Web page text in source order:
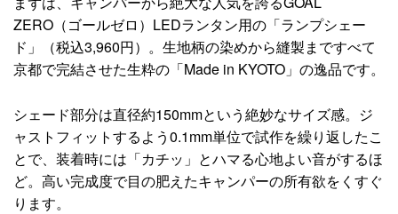
ZERO（ゴールゼロ）LEDランタン用の「ランプシェー
ド」（税込3,960円）。生地柄の染めから縫製まですべて
京都で完結させた生粋の「Made in KYOTO」の逸品です。
シェード部分は直径約150mmという絶妙なサイズ感。ジ
ャストフィットするよう0.1mm単位で試作を繰り返したこ
とで、装着時には「カチッ」とハマる心地よい音がするほ
ど。高い完成度で目の肥えたキャンパーの所有欲をくすぐ
ります。